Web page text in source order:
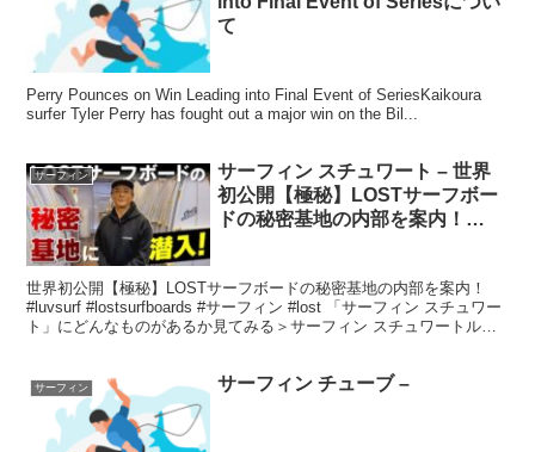
て
Perry Pounces on Win Leading into Final Event of SeriesKaikoura
surfer Tyler Perry has fought out a major win on the Bil...
サーフィン
サーフィン スチュワート – 世界
初公開【極秘】LOSTサーフボー
ドの秘密基地の内部を案内！
世界初公開【極秘】LOSTサーフボードの秘密基地の内部を案内！
#luvsurf #lostsurfboards #サーフィン #lost 「サーフィン スチュワー
ト」にどんなものがあるか見てみる＞サーフィン スチュワートルー
サーフィン サーフィン チューブ –